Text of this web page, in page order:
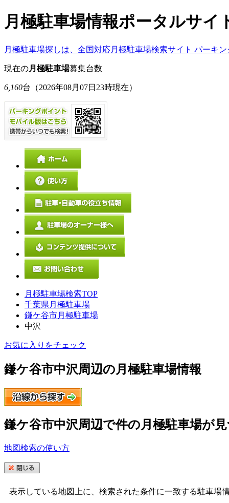
月極駐車場情報ポータルサイ
月極駐車場探しは、全国対応月極駐車場検索サイト パーキン
現在の月極駐車場募集台数
6,160台 （2026年08月07日23時現在）
月極駐車場検索TOP
千葉県月極駐車場
鎌ケ谷市月極駐車場
中沢
お気に入りをチェック
鎌ケ谷市中沢周辺の月極駐車場情報
鎌ケ谷市中沢周辺で件の月極駐車場が
地図検索の使い方
表示している地図上に、検索された条件に一致する駐車場